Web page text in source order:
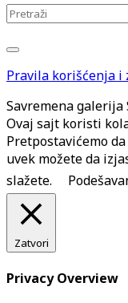
Pravila korišćenja i
Savremena galerija
Ovaj sajt koristi
Pretpostavićemo
uvek možete da
slažete.
Zatvori
Privacy Overview